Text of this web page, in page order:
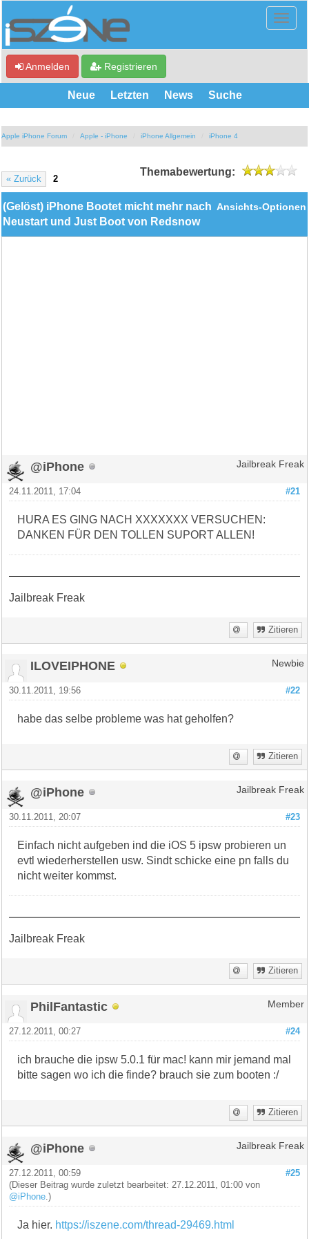
Anmelden Registrieren
Neue Letzten News Suche
Apple iPhone Forum Apple - iPhone iPhone Allgemein iPhone 4
« Zurück 2
Themabewertung:
Ansichts-Optionen
(Gelöst) iPhone Bootet micht mehr nach
Neustart und Just Boot von Redsnow
@iPhone Jailbreak Freak
#21
24.11.2011, 17:04
HURA ES GING NACH XXXXXXX VERSUCHEN:
DANKEN FÜR DEN TOLLEN SUPORT ALLEN!
Jailbreak Freak
Zitieren
ILOVEIPHONE Newbie
#22
30.11.2011, 19:56
habe das selbe probleme was hat geholfen?
Zitieren
@iPhone Jailbreak Freak
#23
30.11.2011, 20:07
Einfach nicht aufgeben ind die iOS 5 ipsw probieren un
evtl wiederherstellen usw. Sindt schicke eine pn falls du
nicht weiter kommst.
Jailbreak Freak
Zitieren
PhilFantastic Member
#24
27.12.2011, 00:27
ich brauche die ipsw 5.0.1 für mac! kann mir jemand mal
bitte sagen wo ich die finde? brauch sie zum booten :/
Zitieren
@iPhone Jailbreak Freak
#25
27.12.2011, 00:59
(Dieser Beitrag wurde zuletzt bearbeitet: 27.12.2011, 01:00 von
@iPhone .)
Ja hier. https://iszene.com/thread-29469.html